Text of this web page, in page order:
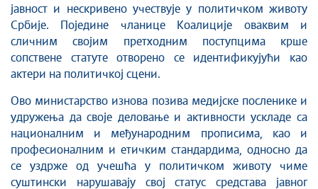
јавност и нескривено учествује у политичком животу
Србије. Поједине чланице Коалиције оваквим и
сличним својим претходним поступцима крше
сопствене статуте отворено се идентификујући као
актери на политичкој сцени.
Ово министарство изнова позива медијске посленике и
удружења да своје деловање и активности ускладе са
националним и међународним прописима, као и
професионалним и етичким стандардима, односно да
се уздрже од учешћа у политичком животу чиме
суштински нарушавају свој статус средстава јавног